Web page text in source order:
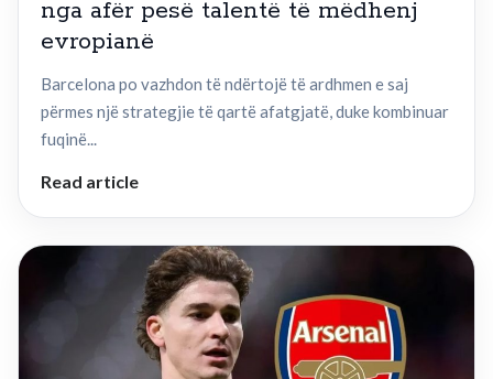
nga afër pesë talentë të mëdhenj
evropianë
Barcelona po vazhdon të ndërtojë të ardhmen e saj
përmes një strategjie të qartë afatgjatë, duke kombinuar
fuqinë...
Read article